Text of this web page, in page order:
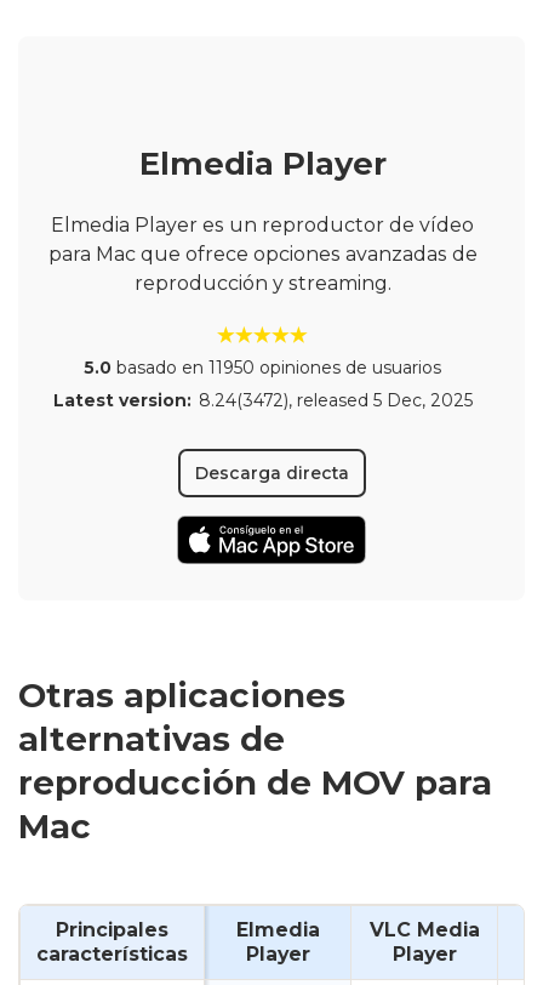
Elmedia Player
Elmedia Player es un reproductor de vídeo
para Mac que ofrece opciones avanzadas de
reproducción y streaming.
5.0 basado en 11950 opiniones de usuarios
Latest version: 8.24(3472), released 5 Dec, 2025
Descarga directa
Otras aplicaciones
alternativas de
reproducción de MOV para
Mac
Principales
características
Elmedia
Player
VLC Media
Player